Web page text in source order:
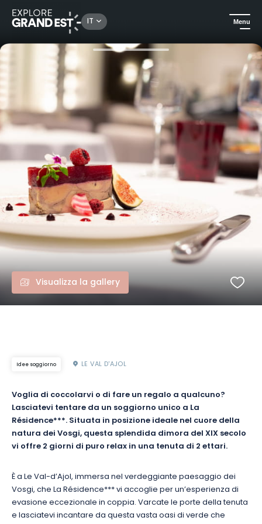
IT Menu
Idee soggiorno Buono regalo - Soggiorno di piacere all'hotel La Résidence***.
Visualizza la gallery
Idee soggiorno LE VAL D'AJOL
Voglia di coccolarvi o di fare un regalo a qualcuno?
Lasciatevi tentare da un soggiorno unico a La
Résidence***. Situata in posizione ideale nel cuore della
natura dei Vosgi, questa splendida dimora del XIX secolo
vi offre 2 giorni di puro relax in una tenuta di 2 ettari.
È a Le Val-d’Ajol, immersa nel verdeggiante paesaggio dei
Vosgi, che La Résidence*** vi accoglie per un’esperienza di
evasione eccezionale in coppia. Varcate le porte della tenuta
e lasciatevi incantare da questa vasta oasi di verde che